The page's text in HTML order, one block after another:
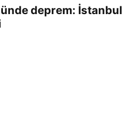
deprem: İstanbul